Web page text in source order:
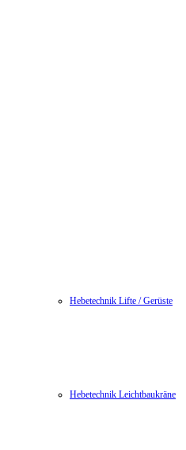
Hebetechnik Lifte / Gerüste
Hebetechnik Leichtbaukräne